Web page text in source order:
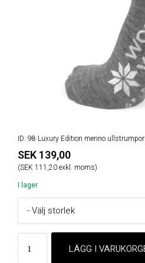
ID: 98 Luxury Edition merino ullstrumpor
SEK 139,00
(SEK 111,20 exkl. moms)
I lager